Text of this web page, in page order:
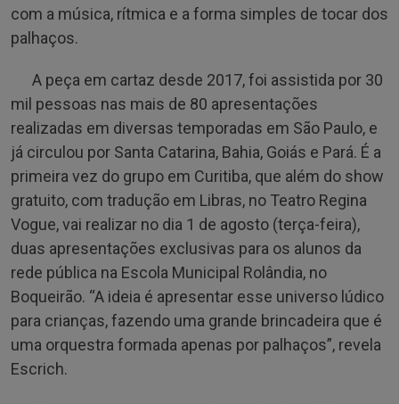
com a música, rítmica e a forma simples de tocar dos
palhaços.
A peça em cartaz desde 2017, foi assistida por 30
mil pessoas nas mais de 80 apresentações
realizadas em diversas temporadas em São Paulo, e
já circulou por Santa Catarina, Bahia, Goiás e Pará. É a
primeira vez do grupo em Curitiba, que além do show
gratuito, com tradução em Libras, no Teatro Regina
Vogue, vai realizar no dia 1 de agosto (terça-feira),
duas apresentações exclusivas para os alunos da
rede pública na Escola Municipal Rolândia, no
Boqueirão. “A ideia é apresentar esse universo lúdico
para crianças, fazendo uma grande brincadeira que é
uma orquestra formada apenas por palhaços”, revela
Escrich.